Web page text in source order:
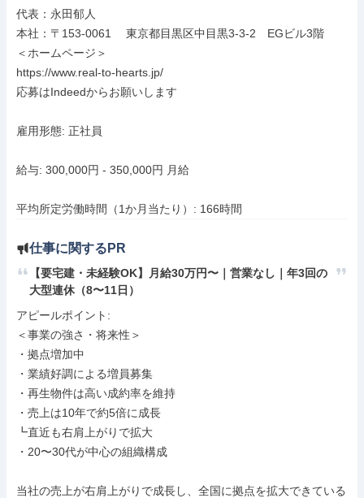
代表：永田郁人
本社：〒153-0061　 東京都目黒区中目黒3-3-2　EGビル3階
＜ホームページ＞
https://www.real-to-hearts.jp/
応募はIndeedからお願いします
雇用形態: 正社員
給与: 300,000円 - 350,000円 月給
平均所定労働時間（1か月当たり）: 166時間
仕事に関するPR
【要宅建・未経験OK】月給30万円〜｜営業なし｜年3回の
大型連休（8〜11日）
アピールポイント:
＜事業の強さ・将来性＞
・拠点増加中
・業績好調による増員募集
・再生物件は高い成約率を維持
・売上は10年で約5倍に成長
┗直近も右肩上がりで拡大
・20〜30代が中心の組織構成
当社の売上が右肩上がりで成長し、全国に拠点を拡大できている